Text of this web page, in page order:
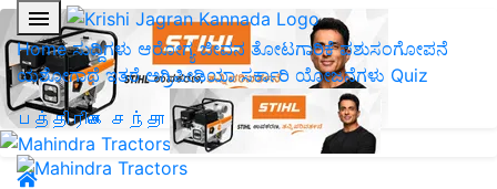
Home ಸುದ್ದಿಗಳು ಆರೋಗ್ಯ ಜೀವನ ತೋಟಗಾರಿಕೆಪಶುಸಂಗೋಪನೆ
ಯಶೋಗಾಥೆ ಇತರೆ ಅಗ್ರಿಪೀಡಿಯಾ ಸರ್ಕಾರಿ ಯೋಜನೆಗಳು Quiz
பத்திரிகை சந்தா